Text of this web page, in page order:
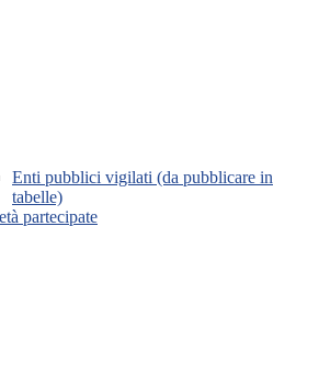
Enti pubblici vigilati (da pubblicare in
tabelle)
partecipate